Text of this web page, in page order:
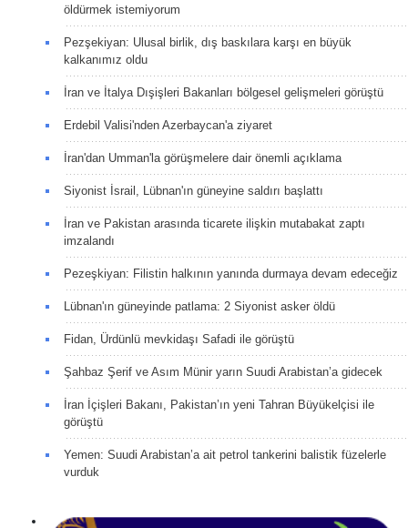
öldürmek istemiyorum
Pezşekiyan: Ulusal birlik, dış baskılara karşı en büyük
kalkanımız oldu
İran ve İtalya Dışişleri Bakanları bölgesel gelişmeleri görüştü
Erdebil Valisi'nden Azerbaycan'a ziyaret
İran'dan Umman'la görüşmelere dair önemli açıklama
Siyonist İsrail, Lübnan'ın güneyine saldırı başlattı
İran ve Pakistan arasında ticarete ilişkin mutabakat zaptı
imzalandı
Pezeşkiyan: Filistin halkının yanında durmaya devam edeceğiz
Lübnan'ın güneyinde patlama: 2 Siyonist asker öldü
Fidan, Ürdünlü mevkidaşı Safadi ile görüştü
Şahbaz Şerif ve Asım Münir yarın Suudi Arabistan’a gidecek
İran İçişleri Bakanı, Pakistan’ın yeni Tahran Büyükelçisi ile
görüştü
Yemen: Suudi Arabistan’a ait petrol tankerini balistik füzelerle
vurduk